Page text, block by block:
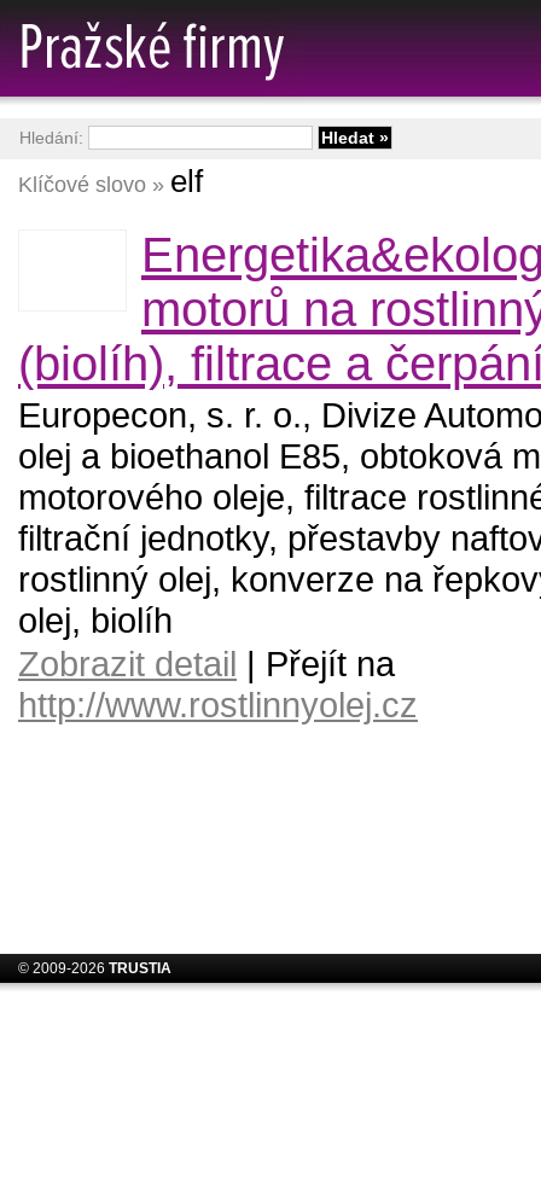
Klíčové slovo » elf
motorů na
(biolíh), filtrace a
Europecon, s. r. o., Divize
olej a bioethanol E85, obtoková
motorového oleje, filtrace
filtrační jednotky, přestavby
rostlinný olej, konverze na
olej, biolíh
Zobrazit detail | Přejít na
http://www.rostlinnyolej.cz
Hledání:
© 2009-2026 TRUSTIA